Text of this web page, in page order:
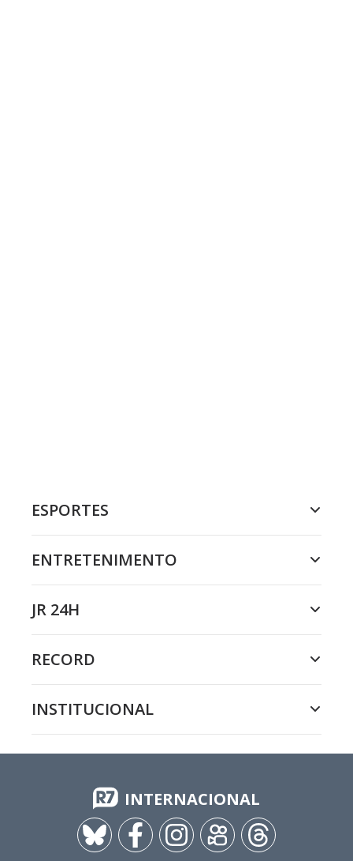
ESPORTES
ENTRETENIMENTO
JR 24H
RECORD
INSTITUCIONAL
INTERNACIONAL